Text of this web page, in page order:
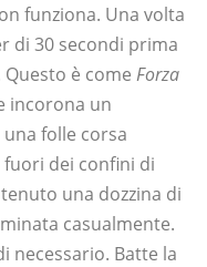
funziona. Una volta
di 30 secondi prima
è come Forza
incorona un
folle corsa
dei confini di
una dozzina di
casualmente.
necessario. Batte la